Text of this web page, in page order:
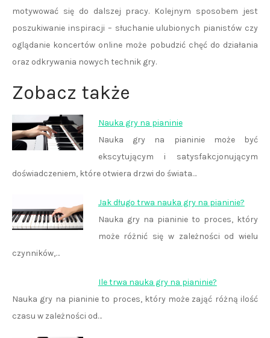
motywować się do dalszej pracy. Kolejnym sposobem jest
poszukiwanie inspiracji – słuchanie ulubionych pianistów czy
oglądanie koncertów online może pobudzić chęć do działania
oraz odkrywania nowych technik gry.
Zobacz także
Nauka gry na pianinie
Nauka gry na pianinie może być
ekscytującym i satysfakcjonującym
doświadczeniem, które otwiera drzwi do świata…
Jak długo trwa nauka gry na pianinie?
Nauka gry na pianinie to proces, który
może różnić się w zależności od wielu
czynników,…
Ile trwa nauka gry na pianinie?
Nauka gry na pianinie to proces, który może zająć różną ilość
czasu w zależności od…